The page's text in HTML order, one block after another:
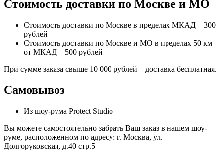
Стоимость доставки по Москве и МО
Стоимость доставки по Москве в пределах МКАД – 300
рублей
Стоимость доставки по Москве и МО в пределах 50 км
от МКАД – 500 рублей
При сумме заказа свыше 10 000 рублей – доставка бесплатная.
Самовывоз
Из шоу-рума Protect Studio
Вы можете самостоятельно забрать Ваш заказ в нашем шоу-
руме, расположенном по адресу: г. Москва, ул.
Долгоруковская, д.40 стр.5